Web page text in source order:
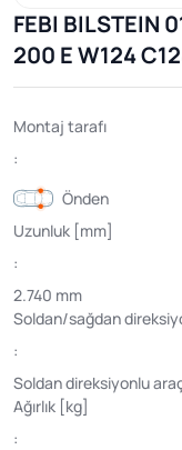
FEBI BILSTEIN
200 E W124
Montaj tarafı
:
Önden
Uzunluk [mm]
:
2.740 mm
Soldan/sağdan
:
Soldan direksiyonlu
Ağırlık [kg]
: